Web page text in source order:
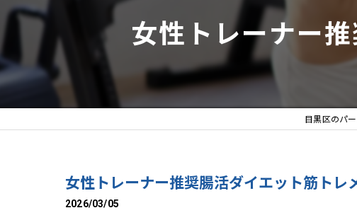
女性トレーナー
目黒区のパ
女性トレーナー推奨腸活ダイエット筋トレ
2026/03/05